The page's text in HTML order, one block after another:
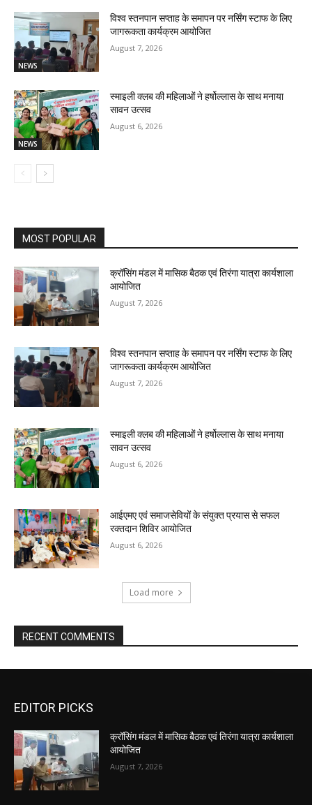
NEWS
विश्व स्तनपान सप्ताह के समापन पर नर्सिंग स्टाफ के लिए
जागरूकता कार्यक्रम आयोजित
August 7, 2026
NEWS
स्माइली क्लब की महिलाओं ने हर्षोल्लास के साथ मनाया
सावन उत्सव
August 6, 2026
MOST POPULAR
क्रॉसिंग मंडल में मासिक बैठक एवं तिरंगा यात्रा कार्यशाला
आयोजित
August 7, 2026
विश्व स्तनपान सप्ताह के समापन पर नर्सिंग स्टाफ के लिए
जागरूकता कार्यक्रम आयोजित
August 7, 2026
स्माइली क्लब की महिलाओं ने हर्षोल्लास के साथ मनाया
सावन उत्सव
August 6, 2026
आईएमए एवं समाजसेवियों के संयुक्त प्रयास से सफल
रक्तदान शिविर आयोजित
August 6, 2026
Load more
RECENT COMMENTS
EDITOR PICKS
क्रॉसिंग मंडल में मासिक बैठक एवं तिरंगा यात्रा कार्यशाला
आयोजित
August 7, 2026